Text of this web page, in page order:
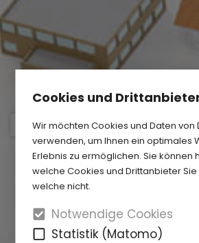
Cookies und
Wir möchten Cookies und Daten von
verwenden, um Ihnen ein optimales
Erlebnis zu ermöglichen. Sie können
welche Cookies und Drittanbieter
welche nicht.
Notwendige Cookies
Statistik (Matomo)